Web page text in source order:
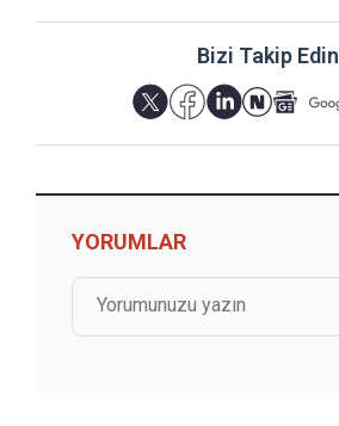
Bizi Takip Edin
YORUMLAR